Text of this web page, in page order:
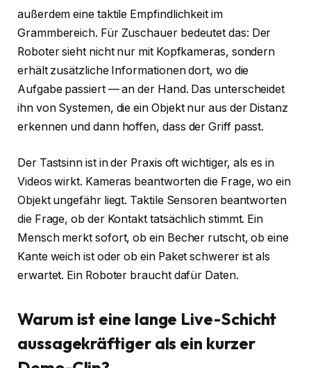
außerdem eine taktile Empfindlichkeit im
Grammbereich. Für Zuschauer bedeutet das: Der
Roboter sieht nicht nur mit Kopfkameras, sondern
erhält zusätzliche Informationen dort, wo die
Aufgabe passiert — an der Hand. Das unterscheidet
ihn von Systemen, die ein Objekt nur aus der Distanz
erkennen und dann hoffen, dass der Griff passt.
Der Tastsinn ist in der Praxis oft wichtiger, als es in
Videos wirkt. Kameras beantworten die Frage, wo ein
Objekt ungefähr liegt. Taktile Sensoren beantworten
die Frage, ob der Kontakt tatsächlich stimmt. Ein
Mensch merkt sofort, ob ein Becher rutscht, ob eine
Kante weich ist oder ob ein Paket schwerer ist als
erwartet. Ein Roboter braucht dafür Daten.
Warum ist eine lange Live-Schicht
aussagekräftiger als ein kurzer